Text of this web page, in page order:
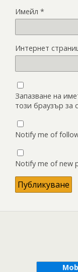
Имейл *
Интернет
Запазване на
този браузър за
Notify me of
Notify me of new